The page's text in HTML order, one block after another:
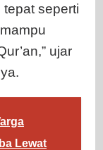
seperti
ujar
Lewat